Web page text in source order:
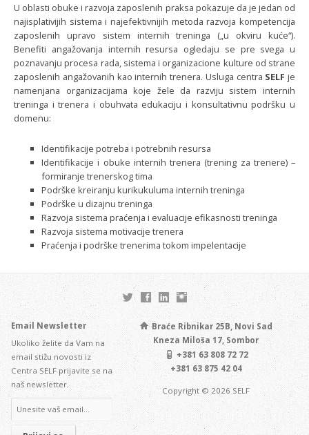
U oblasti obuke i razvoja zaposlenih praksa pokazuje da je jedan od
najisplativijih sistema i najefektivnijih metoda razvoja kompetencija
zaposlenih upravo sistem internih treninga („u okviru kuće“).
Benefiti angažovanja internih resursa ogledaju se pre svega u
poznavanju procesa rada, sistema i organizacione kulture od strane
zaposlenih angažovanih kao internih trenera. Usluga centra SELF je
namenjana organizacijama koje žele da razviju sistem internih
treninga i trenera i obuhvata edukaciju i konsultativnu podršku u
domenu:
Identifikacije potreba i potrebnih resursa
Identifikacije i obuke internih trenera (trening za trenere) –
formiranje trenerskog tima
Podrške kreiranju kurikukuluma internih treninga
Podrške u dizajnu treninga
Razvoja sistema praćenja i evaluacije efikasnosti treninga
Razvoja sistema motivacije trenera
Praćenja i podrške trenerima tokom impelentacije
Email Newsletter
Ukoliko želite da Vam na
email stižu novosti iz
Centra SELF prijavite se na
naš newsletter.
Braće Ribnikar 25B, Novi Sad
Kneza Miloša 17, Sombor
+381 63 808 72 72
+381 63 875 42 04
Copyright © 2026 SELF